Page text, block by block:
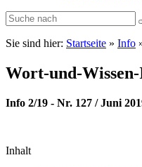
Sie sind hier: Startseite » Info
Wort-und-
Info 2/19 - Nr. 127 / Juni
Inhalt